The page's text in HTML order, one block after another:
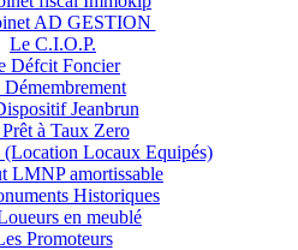
AD GESTION
Le C.I.O.P.
Défcit Foncier
Jeanbrun
à Taux Zero
Locaux Equipés)
LMNP amortissable
Historiques
en meublé
Promoteurs